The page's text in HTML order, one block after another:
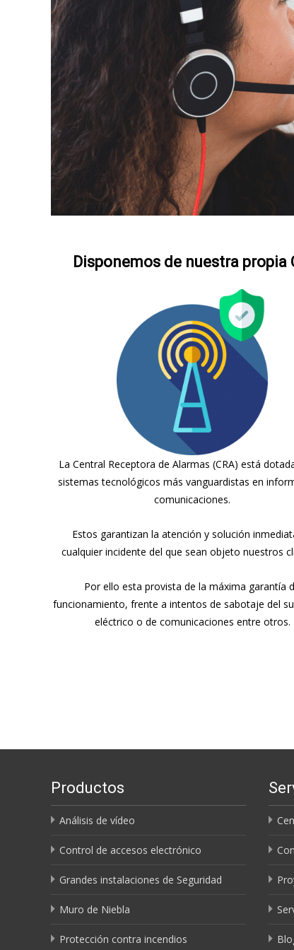
Disponemos de nuestra propia
La Central Receptora de Alarmas (CRA) está
sistemas tecnológicos más vanguardistas en
comunicaciones.
Estos garantizan la atención y solución
cualquier incidente del que sean objeto nuestros
Por ello esta provista de la máxima garantía
funcionamiento, frente a intentos de sabotaje del
eléctrico o de comunicaciones entre otros.
Productos
Análisis de vídeo
Control de accesos electrónico
Grandes instalaciones de Seguridad
Muro de Niebla
Protección contra incendios